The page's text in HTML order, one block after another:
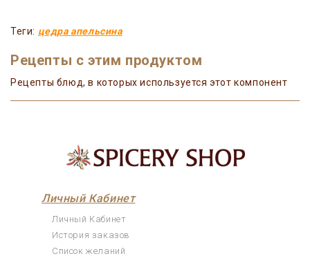
Теги: цедра апельсина
Рецепты с этим продуктом
Рецепты блюд, в которых используется этот компонент
Личный Кабинет
Личный Кабинет
История заказов
Список желаний